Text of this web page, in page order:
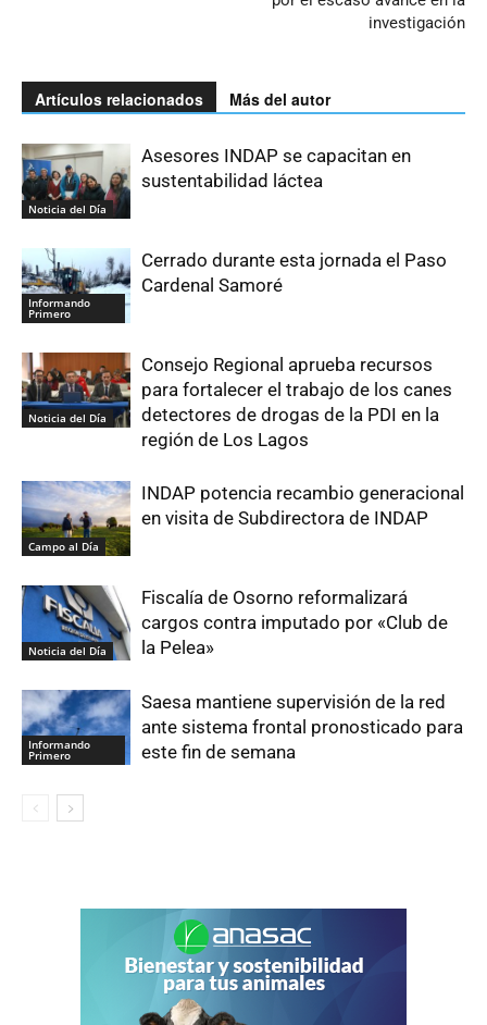
investigación
Artículos relacionados Más del autor
Noticia del Día
Asesores INDAP se capacitan en
sustentabilidad láctea
Informando
Primero
Cerrado durante esta jornada el Paso
Cardenal Samoré
Noticia del Día
Consejo Regional aprueba recursos
para fortalecer el trabajo de los canes
detectores de drogas de la PDI en la
región de Los Lagos
Campo al Día
INDAP potencia recambio generacional
en visita de Subdirectora de INDAP
Noticia del Día
Fiscalía de Osorno reformalizará
cargos contra imputado por «Club de
la Pelea»
Informando
Primero
Saesa mantiene supervisión de la red
ante sistema frontal pronosticado para
este fin de semana